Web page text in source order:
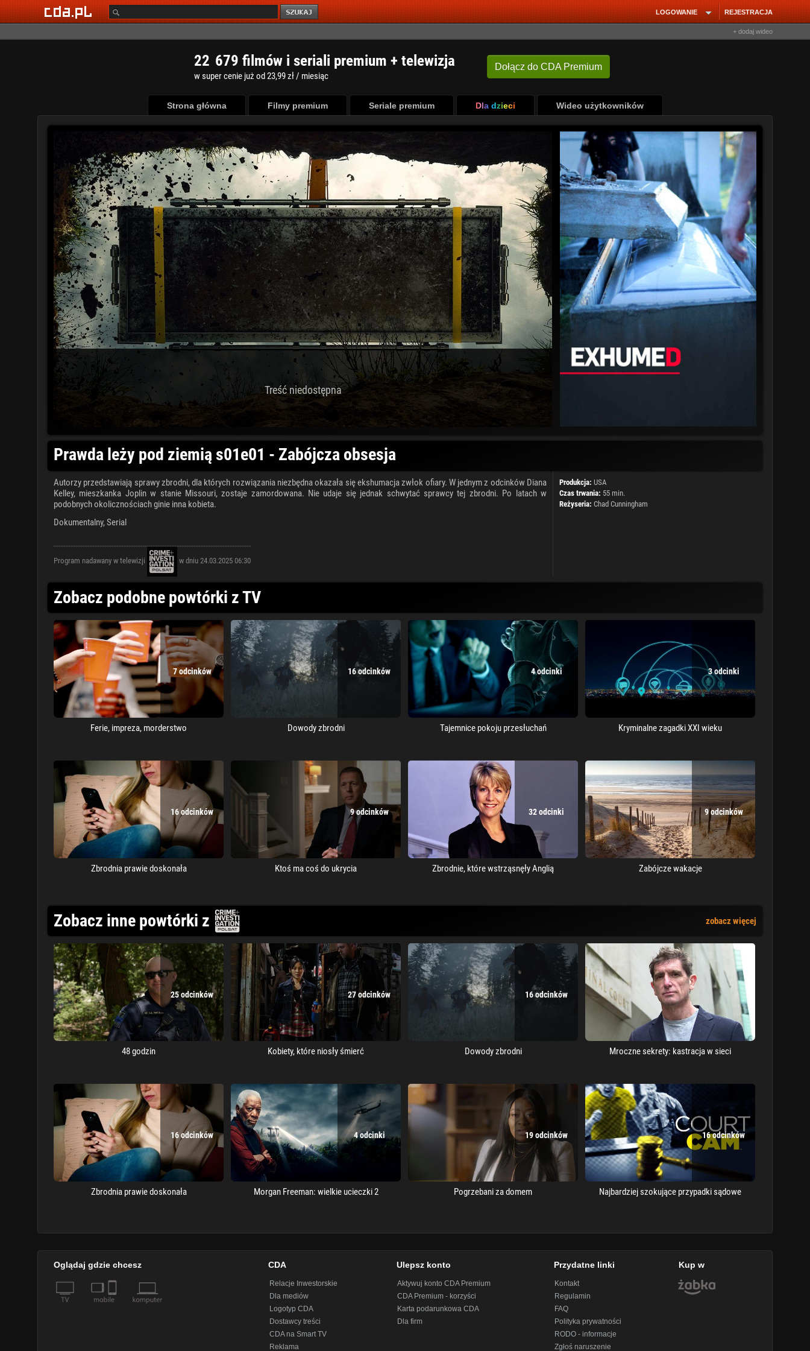
REJESTRACJA
LOGOWANIE
+ dodaj wideo
Dołącz do CDA Premium
22 679 filmów i seriali premium + telewizja
w super cenie już od 23,99 zł / miesiąc
Strona główna Filmy premium Seriale premium Dla dzieci Wideo użytkowników
Treść niedostępna
Prawda leży pod ziemią s01e01 - Zabójcza obsesja
Autorzy przedstawiają sprawy zbrodni, dla których rozwiązania niezbędna okazała się ekshumacja zwłok ofiary. W jednym z odcinków Diana
Kelley, mieszkanka Joplin w stanie Missouri, zostaje zamordowana. Nie udaje się jednak schwytać sprawcy tej zbrodni. Po latach w
podobnych okolicznościach ginie inna kobieta.
Dokumentalny,Serial
Program nadawany w telewizji w dniu 24.03.2025 06:30
Produkcja: USA
Czas trwania: 55 min.
Reżyseria: Chad Cunningham
Zobacz podobne powtórki z TV
7 odcinków
Ferie, impreza, morderstwo
16 odcinków
Dowody zbrodni
4 odcinki
Tajemnice pokoju przesłuchań
3 odcinki
Kryminalne zagadki XXI wieku
16 odcinków
Zbrodnia prawie doskonała
9 odcinków
Ktoś ma coś do ukrycia
32 odcinki
Zbrodnie, które wstrząsnęły Anglią
9 odcinków
Zabójcze wakacje
Zobacz inne powtórki z zobacz więcej
25 odcinków
48 godzin
27 odcinków
Kobiety, które niosły śmierć
16 odcinków
Dowody zbrodni Mroczne sekrety: kastracja w sieci
16 odcinków
Zbrodnia prawie doskonała
4 odcinki
Morgan Freeman: wielkie ucieczki 2
19 odcinków
Pogrzebani za domem
16 odcinków
Najbardziej szokujące przypadki sądowe
Oglądaj gdzie chcesz CDA
Relacje Inwestorskie
Dla mediów
Logotyp CDA
Dostawcy treści
CDA na Smart TV
Reklama
Ulepsz konto
Aktywuj konto CDA Premium
CDA Premium - korzyści
Karta podarunkowa CDA
Dla firm
Przydatne linki
Kontakt
Regulamin
FAQ
Polityka prywatności
RODO - informacje
Zgłoś naruszenie
Kup w